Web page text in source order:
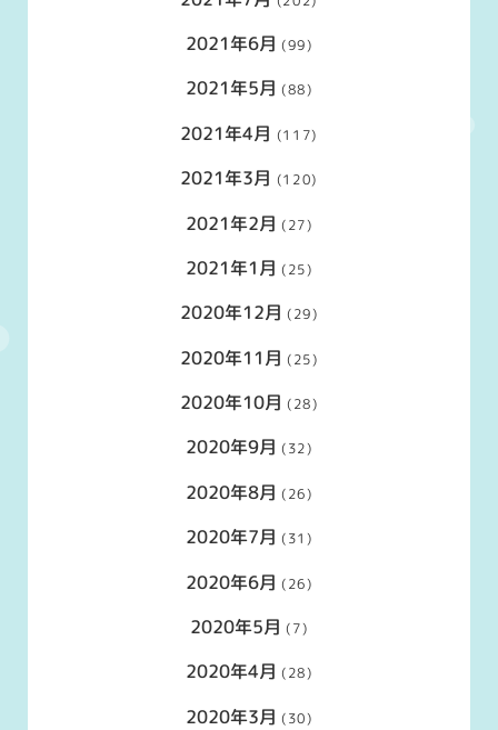
2021年6月 (99)
2021年5月 (88)
2021年4月 (117)
2021年3月 (120)
2021年2月 (27)
2021年1月 (25)
2020年12月 (29)
2020年11月 (25)
2020年10月 (28)
2020年9月 (32)
2020年8月 (26)
2020年7月 (31)
2020年6月 (26)
2020年5月 (7)
2020年4月 (28)
2020年3月 (30)